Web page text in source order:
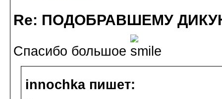
Re: ПОДОБРАВШЕМУ
Спасибо большое
innochka пишет: